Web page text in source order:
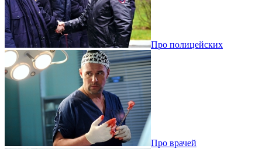
Про полицейских
Про врачей